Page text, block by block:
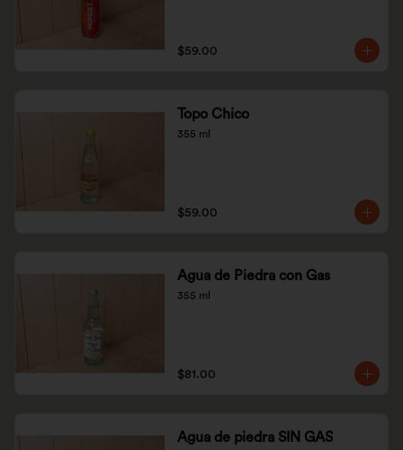
$59.00
Topo Chico
355 ml
$59.00
Agua de Piedra con Gas
355 ml
$81.00
Agua de piedra SIN GAS